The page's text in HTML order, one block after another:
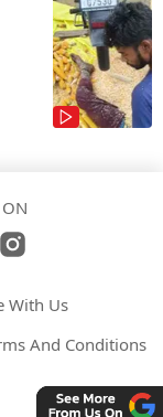
With Us
And Conditions